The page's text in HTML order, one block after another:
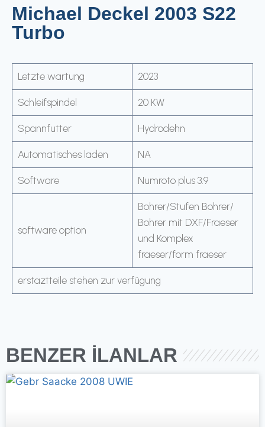
Michael Deckel 2003 S22
Turbo
Letzte wartung 2023
Schleifspindel 20 KW
Spannfutter Hydrodehn
Automatisches laden NA
Software Numroto plus 3.9
software option
Bohrer/Stufen Bohrer/
Bohrer mit DXF/Fraeser
und Komplex
fraeser/form fraeser
erstaztteile stehen zur verfügung
BENZER İLANLAR